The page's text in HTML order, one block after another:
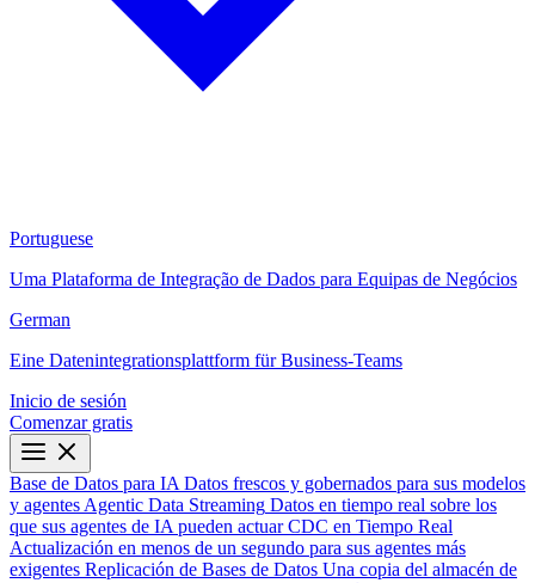
Portuguese
Uma Plataforma de Integração de Dados para Equipas de Negócios
German
Eine Datenintegrationsplattform für Business-Teams
Inicio de sesión
Comenzar gratis
Base de Datos para IA Datos frescos y gobernados para sus modelos
y agentes Agentic Data Streaming Datos en tiempo real sobre los
que sus agentes de IA pueden actuar CDC en Tiempo Real
Actualización en menos de un segundo para sus agentes más
exigentes Replicación de Bases de Datos Una copia del almacén de